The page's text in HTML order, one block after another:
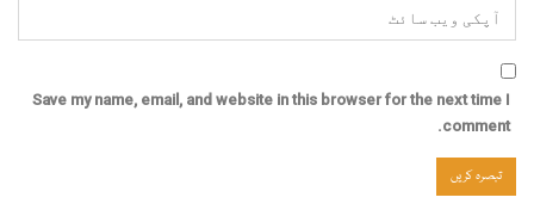
Save my name, email, and website in this browser for the next time I
comment.